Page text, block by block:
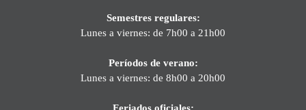
Semestres regulares:
Lunes a viernes: de 7h00 a 21h00
Períodos de verano:
Lunes a viernes: de 8h00 a 20h00
Feriados oficiales: